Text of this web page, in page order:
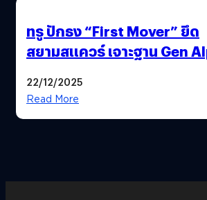
ทรู ปักธง “First Mover” ยึด
สยามสแควร์ เจาะฐาน Gen
ยุคถัดไป
22/12/2025
Read More